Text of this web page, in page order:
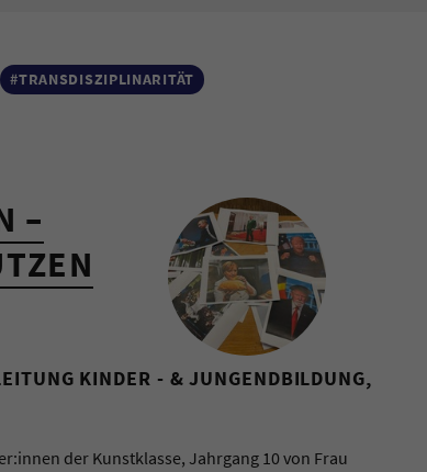
#TRANSDISZIPLINARITÄT
–
KINDER - & JUNGENDBILDUNG,
der Kunstklasse, Jahrgang 10 von Frau